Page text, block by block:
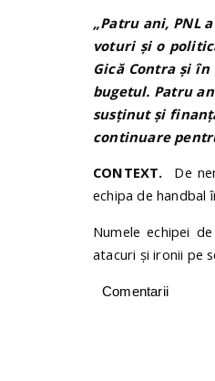
„Patru ani, PNL
voturi și o
Gică Contra și
bugetul. Patru
susținut și
continuare
CONTEXT.
De
echipa de handbal
Numele echipei
atacuri și ironii pe
Comentarii